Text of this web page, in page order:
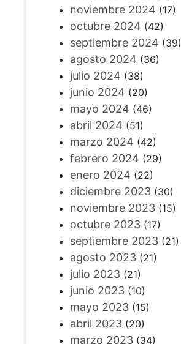
noviembre 2024 (17)
octubre 2024 (42)
septiembre 2024 (39)
agosto 2024 (36)
julio 2024 (38)
junio 2024 (20)
mayo 2024 (46)
abril 2024 (51)
marzo 2024 (42)
febrero 2024 (29)
enero 2024 (22)
diciembre 2023(30)
noviembre 2023(15)
octubre 2023(17)
septiembre 2023(21)
agosto 2023(21)
julio 2023(21)
junio 2023(10)
mayo 2023(15)
abril 2023(20)
marzo 2023(34)